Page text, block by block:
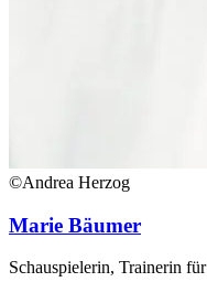
©Andrea Herzog
Marie Bäumer
Schauspielerin, Trainerin